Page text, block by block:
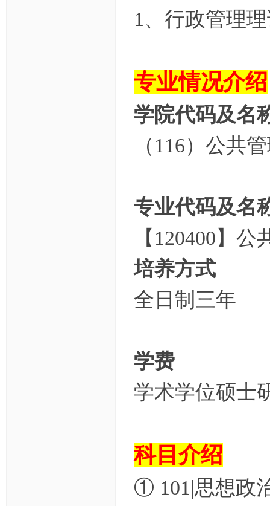
1、行政管理
专业情况介绍
学院代码及名
（116）公共
专业代码及名
【120400】
培养方式
全日制三年
学费
学术学位硕士
科目介绍
① 101|思想政